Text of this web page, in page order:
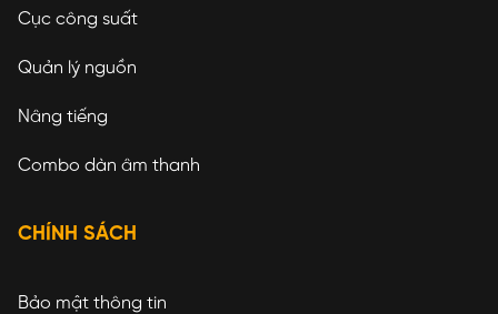
Cục công suất
Quản lý nguồn
Nâng tiếng
Combo dàn âm thanh
CHÍNH SÁCH
Bảo mật thông tin